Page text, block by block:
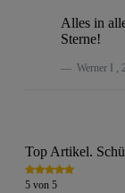
Alles in
Sterne!
Werner I ,
Top Artikel.
5 von 5